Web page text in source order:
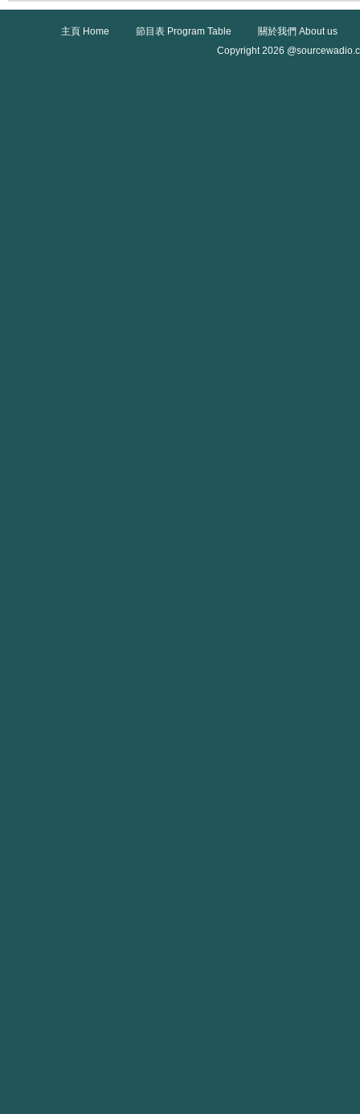
主頁 Home 節目表 Program Table
關於我們 About us
Copyright 2026